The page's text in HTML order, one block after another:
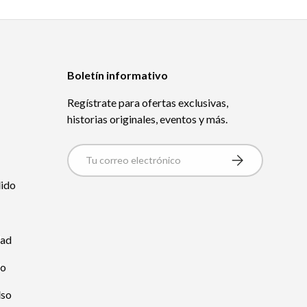
Boletín informativo
Regístrate para ofertas exclusivas,
historias originales, eventos y más.
Correo Electrónico Suscribirse